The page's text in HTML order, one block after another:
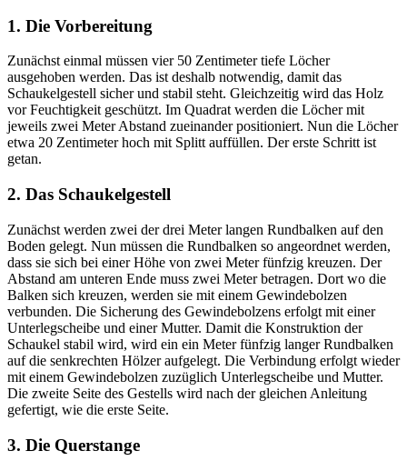
1. Die Vorbereitung
Zunächst einmal müssen vier 50 Zentimeter tiefe Löcher
ausgehoben werden. Das ist deshalb notwendig, damit das
Schaukelgestell sicher und stabil steht. Gleichzeitig wird das Holz
vor Feuchtigkeit geschützt. Im Quadrat werden die Löcher mit
jeweils zwei Meter Abstand zueinander positioniert. Nun die Löcher
etwa 20 Zentimeter hoch mit Splitt auffüllen. Der erste Schritt ist
getan.
2. Das Schaukelgestell
Zunächst werden zwei der drei Meter langen Rundbalken auf den
Boden gelegt. Nun müssen die Rundbalken so angeordnet werden,
dass sie sich bei einer Höhe von zwei Meter fünfzig kreuzen. Der
Abstand am unteren Ende muss zwei Meter betragen. Dort wo die
Balken sich kreuzen, werden sie mit einem Gewindebolzen
verbunden. Die Sicherung des Gewindebolzens erfolgt mit einer
Unterlegscheibe und einer Mutter. Damit die Konstruktion der
Schaukel stabil wird, wird ein ein Meter fünfzig langer Rundbalken
auf die senkrechten Hölzer aufgelegt. Die Verbindung erfolgt wieder
mit einem Gewindebolzen zuzüglich Unterlegscheibe und Mutter.
Die zweite Seite des Gestells wird nach der gleichen Anleitung
gefertigt, wie die erste Seite.
3. Die Querstange